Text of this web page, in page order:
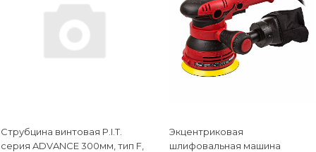
Струбцина винтовая P.I.T.
cерия ADVANCE 300мм, тип F,
Экцентриковая
шлифовальная машина